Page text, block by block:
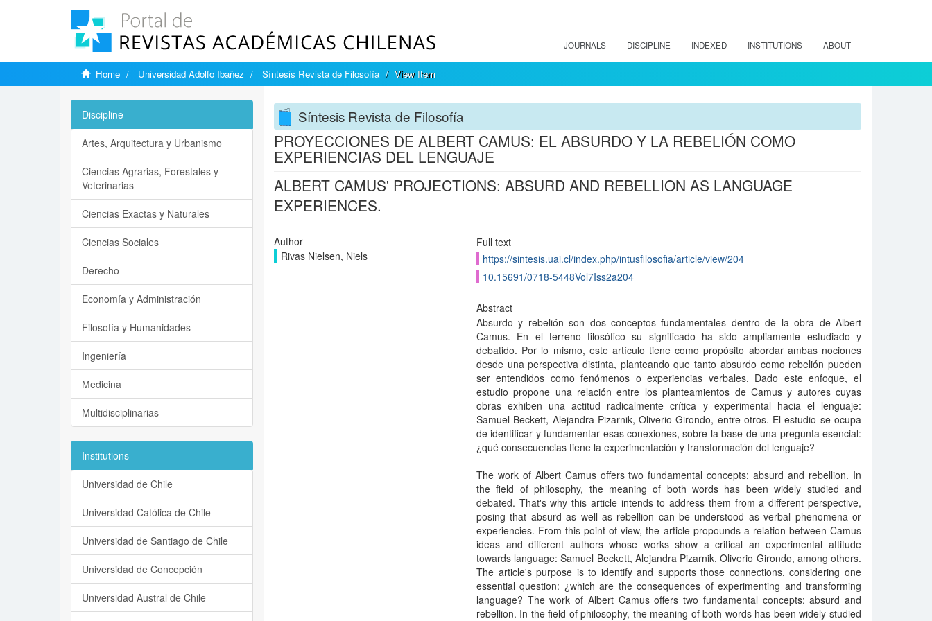
JOURNALS DISCIPLINE INDEXED INSTITUTIONS ABOUT
Home Universidad Adolfo Ibañez Síntesis Revista de Filosofía View Item
Síntesis Revista de Filosofía
PROYECCIONES DE ALBERT CAMUS: EL ABSURDO Y LA REBELIÓN COMO
EXPERIENCIAS DEL LENGUAJE
ALBERT CAMUS' PROJECTIONS: ABSURD AND REBELLION AS LANGUAGE
EXPERIENCES.
Author
Rivas Nielsen, Niels
Full text
https://sintesis.uai.cl/index.php/intusfilosofia/article/view/204
10.15691/0718-5448Vol7Iss2a204
Abstract
Absurdo y rebelión son dos conceptos fundamentales dentro de la obra de Albert
Camus. En el terreno filosófico su significado ha sido ampliamente estudiado y
debatido. Por lo mismo, este artículo tiene como propósito abordar ambas nociones
desde una perspectiva distinta, planteando que tanto absurdo como rebelión pueden
ser entendidos como fenómenos o experiencias verbales. Dado este enfoque, el
estudio propone una relación entre los planteamientos de Camus y autores cuyas
obras exhiben una actitud radicalmente crítica y experimental hacia el lenguaje:
Samuel Beckett, Alejandra Pizarnik, Oliverio Girondo, entre otros. El estudio se ocupa
de identificar y fundamentar esas conexiones, sobre la base de una pregunta esencial:
¿qué consecuencias tiene la experimentación y transformación del lenguaje?
The work of Albert Camus offers two fundamental concepts: absurd and rebellion. In
the field of philosophy, the meaning of both words has been widely studied and
debated. That's why this article intends to address them from a different perspective,
posing that absurd as well as rebellion can be understood as verbal phenomena or
experiencies. From this point of view, the article propounds a relation between Camus
ideas and different authors whose works show a critical an experimental attitude
towards language: Samuel Beckett, Alejandra Pizarnik, Oliverio Girondo, among others.
The article's purpose is to identify and supports those connections, considering one
essential question: ¿which are the consequences of experimenting and transforming
language? The work of Albert Camus offers two fundamental concepts: absurd and
rebellion. In the field of philosophy, the meaning of both words has been widely studied
Discipline
Artes, Arquitectura y Urbanismo
Ciencias Agrarias, Forestales y
Veterinarias
Ciencias Exactas y Naturales
Ciencias Sociales
Derecho
Economía y Administración
Filosofía y Humanidades
Ingeniería
Medicina
Multidisciplinarias
Institutions
Universidad de Chile
Universidad Católica de Chile
Universidad de Santiago de Chile
Universidad de Concepción
Universidad Austral de Chile